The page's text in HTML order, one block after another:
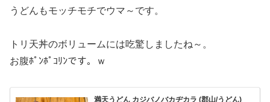
うどんもモッチモチでウマ～です。
トリ天丼のボリュームには吃驚しましたね～。
お腹ﾎﾟﾝﾎﾟｺﾘﾝです。ｗ
満天うどん カジバノバカヂカラ (郡山/うどん)